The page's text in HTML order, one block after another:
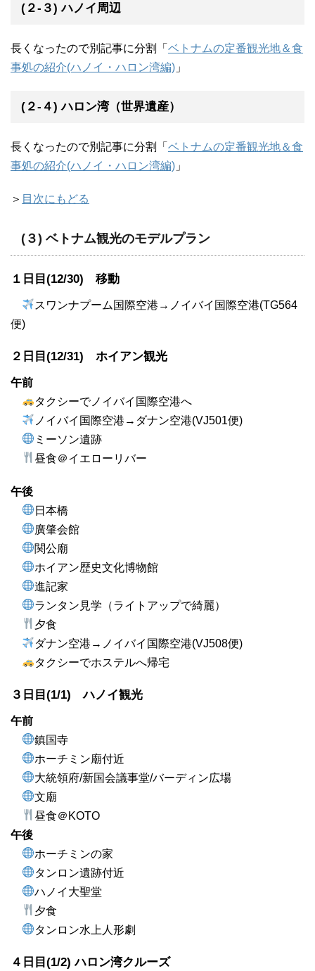
(２-３) ハノイ周辺
長くなったので別記事に分割「 ベトナムの定番観光地＆食
事処の紹介(ハノイ・ハロン湾編) 」
(２-４) ハロン湾（世界遺産）
長くなったので別記事に分割「 ベトナムの定番観光地＆食
事処の紹介(ハノイ・ハロン湾編) 」
＞ 目次にもどる
(３) ベトナム観光のモデルプラン
１日目(12/30) 移動
スワンナプーム国際空港→ノイバイ国際空港(TG564
便)
２日目(12/31) ホイアン観光
午前
タクシーでノイバイ国際空港へ
ノイバイ国際空港→ダナン空港(VJ501便)
ミーソン遺跡
昼食＠イエローリバー
午後
日本橋
廣肇会館
関公廟
ホイアン歴史文化博物館
進記家
ランタン見学（ライトアップで綺麗）
夕食
ダナン空港→ノイバイ国際空港(VJ508便)
タクシーでホステルへ帰宅
３日目(1/1) ハノイ観光
午前
鎮国寺
ホーチミン廟付近
大統領府/新国会議事堂/バーディン広場
文廟
昼食＠KOTO
午後
ホーチミンの家
タンロン遺跡付近
ハノイ大聖堂
夕食
タンロン水上人形劇
４日目(1/2) ハロン湾クルーズ